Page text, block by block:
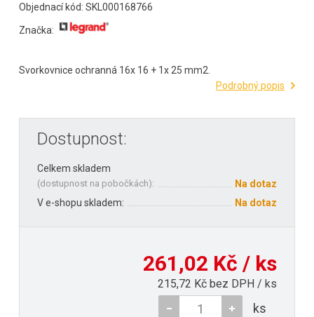
Objednací kód: SKL000168766
Značka:
Svorkovnice ochranná 16x 16 + 1x 25 mm2.
Podrobný popis
Dostupnost:
Celkem skladem
(dostupnost na pobočkách):
Na dotaz
V e-shopu skladem:
Na dotaz
261,02 Kč / ks
215,72 Kč bez DPH / ks
ks